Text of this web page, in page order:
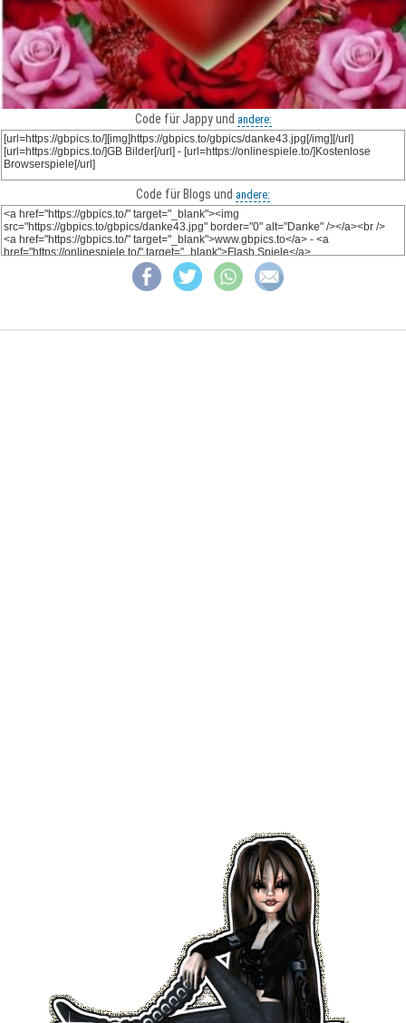
Code für Jappy und andere:
Code für Blogs und andere: